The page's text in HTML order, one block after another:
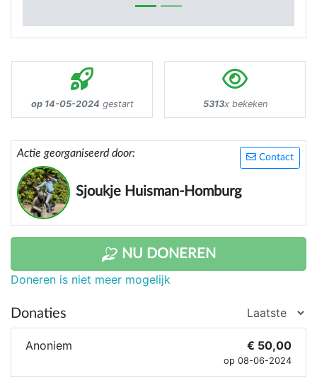
op 14-05-2024 gestart 5313x bekeken
Contact
Actie georganiseerd door:
Sjoukje Huisman-Homburg
NU DONEREN
Doneren is niet meer mogelijk
Donaties
Anoniem € 50,00
op 08-06-2024